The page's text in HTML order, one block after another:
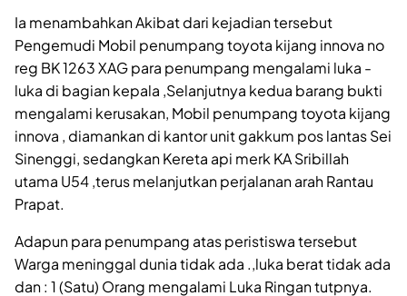
Ia menambahkan Akibat dari kejadian tersebut
Pengemudi Mobil penumpang toyota kijang innova no
reg BK 1263 XAG para penumpang mengalami luka -
luka di bagian kepala ,Selanjutnya kedua barang bukti
mengalami kerusakan, Mobil penumpang toyota kijang
innova , diamankan di kantor unit gakkum pos lantas Sei
Sinenggi, sedangkan Kereta api merk KA Sribillah
utama U54 ,terus melanjutkan perjalanan arah Rantau
Prapat.
Adapun para penumpang atas peristiswa tersebut
Warga meninggal dunia tidak ada .,luka berat tidak ada
dan : 1 (Satu) Orang mengalami Luka Ringan tutpnya.